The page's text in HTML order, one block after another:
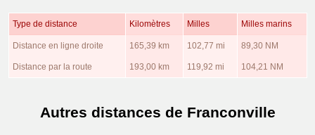
Type de distance Kilomètres Milles Milles marins
Distance en ligne droite 165,39 km 102,77 mi 89,30 NM
Distance par la route 193,00 km 119,92 mi 104,21 NM
Autres distances de Franconville